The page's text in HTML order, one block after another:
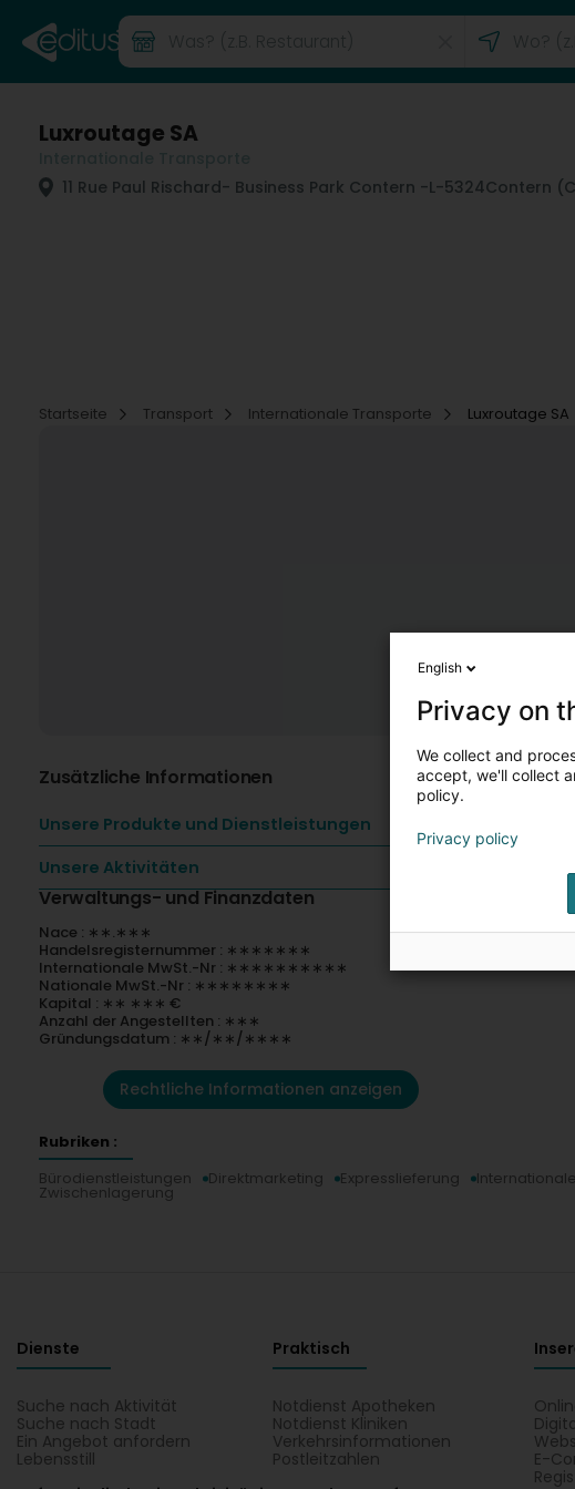
Luxroutage SA
11 Rue Paul Rischard- Business Park Contern -L-5324Contern
Startseite
Transport Internationale Transporte Luxroutage SA
Zusätzliche Informationen
Unsere Produkte und Dienstleistungen
Unsere Aktivitäten
Verwaltungs- und Finanzdaten
Nace : ∗∗.∗∗∗
Handelsregisternummer : ∗∗∗∗∗∗∗
Internationale MwSt.-Nr : ∗∗∗∗∗∗∗∗∗∗
Nationale MwSt.-Nr : ∗∗∗∗∗∗∗∗
Kapital : ∗∗ ∗∗∗ €
Anzahl der Angestellten : ∗∗∗
Gründungsdatum : ∗∗/∗∗/∗∗∗∗
Rechtliche Informationen anzeigen
Rubriken :
Bürodienstleistungen
Direktmarketing Expresslieferung
Zwischenlagerung
Dienste
Suche nach Aktivität
Suche nach Stadt
Ein Angebot anfordern
Lebensstill
Praktisch
Notdienst Apotheken
Notdienst Kliniken
Verkehrsinformationen
Postleitzahlen
E-
English
Privacy on
We collect and
accept, we'll collect
policy.
Privacy policy